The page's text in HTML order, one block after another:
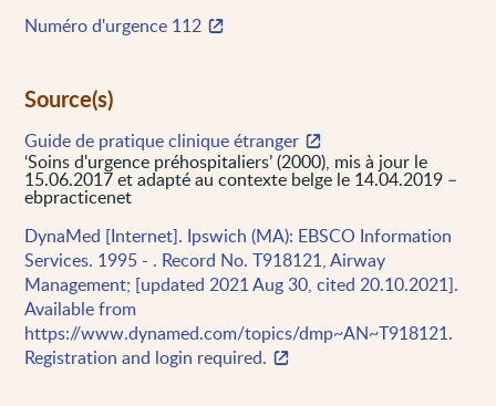
Numéro d'urgence 112
Source(s)
Guide de pratique clinique étranger
‘Soins d'urgence préhospitaliers’ (2000), mis à jour le
15.06.2017 et adapté au contexte belge le 14.04.2019 –
ebpracticenet
DynaMed [Internet]. Ipswich (MA): EBSCO Information
Services. 1995 - . Record No. T918121, Airway
Management; [updated 2021 Aug 30, cited 20.10.2021].
Available from
https://www.dynamed.com/topics/dmp~AN~T918121.
Registration and login required.